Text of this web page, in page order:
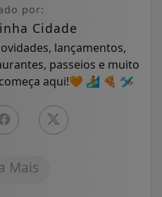
por:
Cidade
lançamentos,
passeios e muito
aqui!🧡 🏄 🍕 🛩
Mais